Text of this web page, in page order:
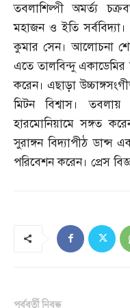
তবলাশিল্পী অমর্ত্য
মহাজন ও ইতি
কুমার সেন। আলোচনা
এতে তালবিন্দু একাডেমির
করেন। এছাড়া
মিটন বিশ্বাস।
হারমোনিয়ামে সঙ্গত
সুরাঙ্গন বিদ্যাপীঠ ডান্স
পরিবেশন করেন। প্রেস
পূর্ববর্তী নিবন্ধ